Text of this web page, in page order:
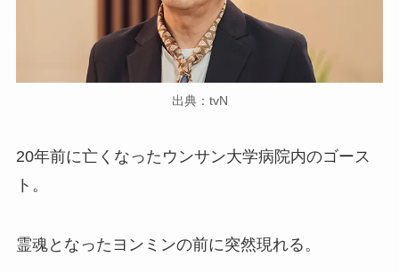
出典：tvN
20年前に亡くなったウンサン大学病院内のゴース
ト。
霊魂となったヨンミンの前に突然現れる。